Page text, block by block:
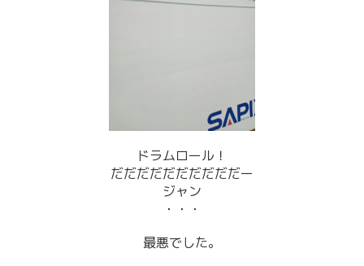
ドラムロール！
だだだだだだだだだだー
ジャン
・・・
最悪でした。